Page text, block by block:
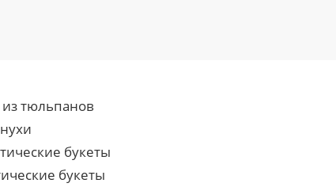
тюльпанов
букеты
букеты